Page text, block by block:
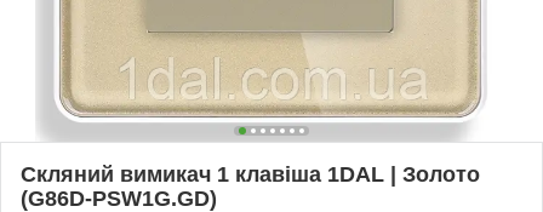
Скляний вимикач 1 клавіша 1DAL | Золото
(G86D-PSW1G.GD)